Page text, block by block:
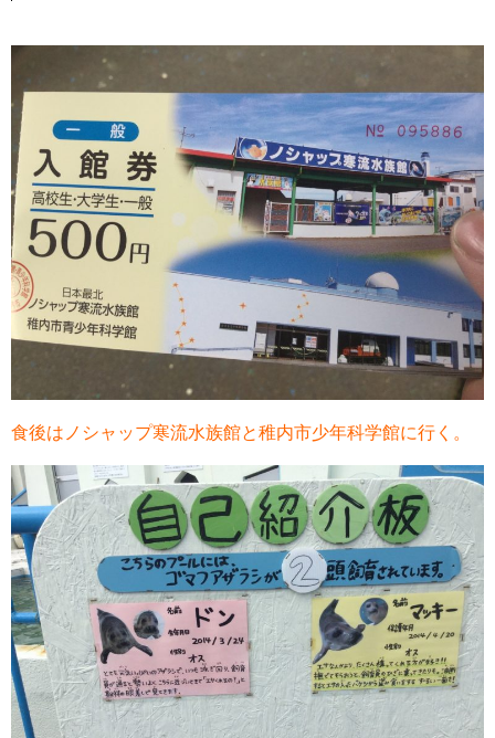
食後はノシャップ寒流水族館と稚内市少年科学館に行く。